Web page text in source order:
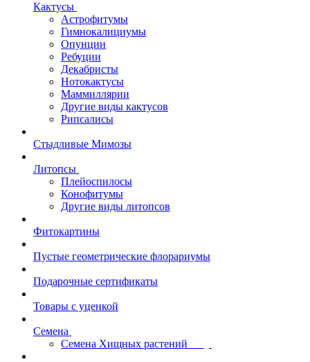
Кактусы
Астрофитумы
Гимнокалициумы
Опунции
Ребуции
Декабристы
Нотокактусы
Маммиллярии
Другие виды кактусов
Рипсалисы
Стыдливые Мимозы
Литопсы
Плейоспилосы
Конофитумы
Другие виды литопсов
Фитокартины
Пустые геометрические флорариумы
Подарочные сертификаты
Товары с уценкой
Семена
Семена Хищных растений